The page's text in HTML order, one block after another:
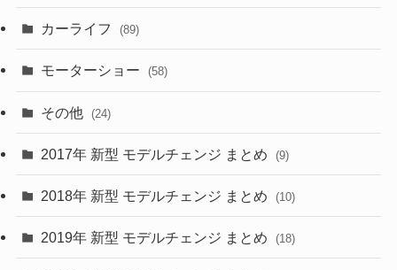
(6)
(9)
(30)
(27)
(27)
(26)
(10)
(35)
カーライフ (89)
モーターショー (58)
その他 (24)
2017年 新型 モデルチェンジ まとめ (9)
2018年 新型 モデルチェンジ まとめ (10)
2019年 新型 モデルチェンジ まとめ (18)